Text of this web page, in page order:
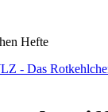
Hefte
- Das